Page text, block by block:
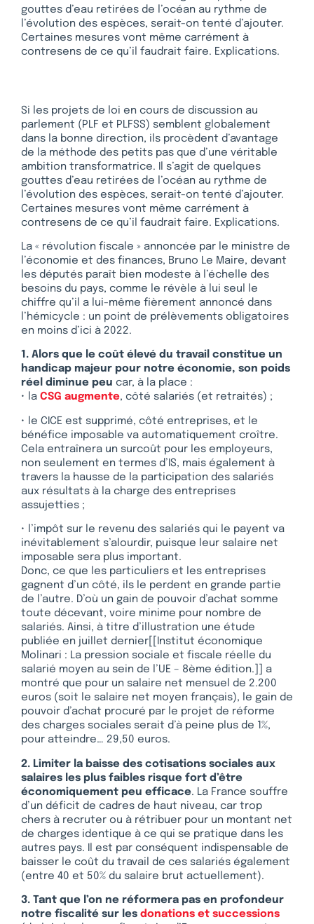
gouttes d’eau retirées de l’océan au rythme de
l’évolution des espèces, serait-on tenté d’ajouter.
Certaines mesures vont même carrément à
contresens de ce qu’il faudrait faire. Explications.
Si les projets de loi en cours de discussion au
parlement (PLF et PLFSS) semblent globalement
dans la bonne direction, ils procèdent d’avantage
de la méthode des petits pas que d’une véritable
ambition transformatrice. Il s’agit de quelques
gouttes d’eau retirées de l’océan au rythme de
l’évolution des espèces, serait-on tenté d’ajouter.
Certaines mesures vont même carrément à
contresens de ce qu’il faudrait faire. Explications.
La « révolution fiscale » annoncée par le ministre de
l’économie et des finances, Bruno Le Maire, devant
les députés paraît bien modeste à l’échelle des
besoins du pays, comme le révèle à lui seul le
chiffre qu’il a lui-même fièrement annoncé dans
l’hémicycle : un point de prélèvements obligatoires
en moins d’ici à 2022.
1. Alors que le coût élevé du travail constitue un
handicap majeur pour notre économie, son poids
réel diminue peu car, à la place :
• la CSG augmente, côté salariés (et retraités) ;
• le CICE est supprimé, côté entreprises, et le
bénéfice imposable va automatiquement croître.
Cela entraînera un surcoût pour les employeurs,
non seulement en termes d’IS, mais également à
travers la hausse de la participation des salariés
aux résultats à la charge des entreprises
assujetties ;
• l’impôt sur le revenu des salariés qui le payent va
inévitablement s’alourdir, puisque leur salaire net
imposable sera plus important.
Donc, ce que les particuliers et les entreprises
gagnent d’un côté, ils le perdent en grande partie
de l’autre. D’où un gain de pouvoir d’achat somme
toute décevant, voire minime pour nombre de
salariés. Ainsi, à titre d’illustration une étude
publiée en juillet dernier[[Institut économique
Molinari : La pression sociale et fiscale réelle du
salarié moyen au sein de l’UE – 8ème édition.]] a
montré que pour un salaire net mensuel de 2.200
euros (soit le salaire net moyen français), le gain de
pouvoir d’achat procuré par le projet de réforme
des charges sociales serait d’à peine plus de 1%,
pour atteindre… 29,50 euros.
2. Limiter la baisse des cotisations sociales aux
salaires les plus faibles risque fort d’être
économiquement peu efficace. La France souffre
d’un déficit de cadres de haut niveau, car trop
chers à recruter ou à rétribuer pour un montant net
de charges identique à ce qui se pratique dans les
autres pays. Il est par conséquent indispensable de
baisser le coût du travail de ces salariés également
(entre 40 et 50% du salaire brut actuellement).
3. Tant que l’on ne réformera pas en profondeur
notre fiscalité sur les donations et successions